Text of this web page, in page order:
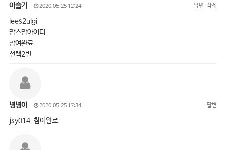
이슬기 2020.05.25 12:24 답변 삭제
lees2ulgi
맘스맘아이디
참여완료
선택2번
녕녕이 2020.05.25 17:34 답변
jsy014 참여완료